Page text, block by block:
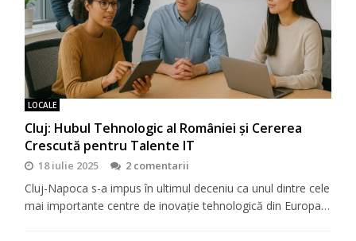
LOCALE
Cluj: Hubul Tehnologic al României și Cererea
Crescută pentru Talente IT
18 iulie 2025 2 comentarii
Cluj-Napoca s-a impus în ultimul deceniu ca unul dintre cele
mai importante centre de inovație tehnologică din Europa…